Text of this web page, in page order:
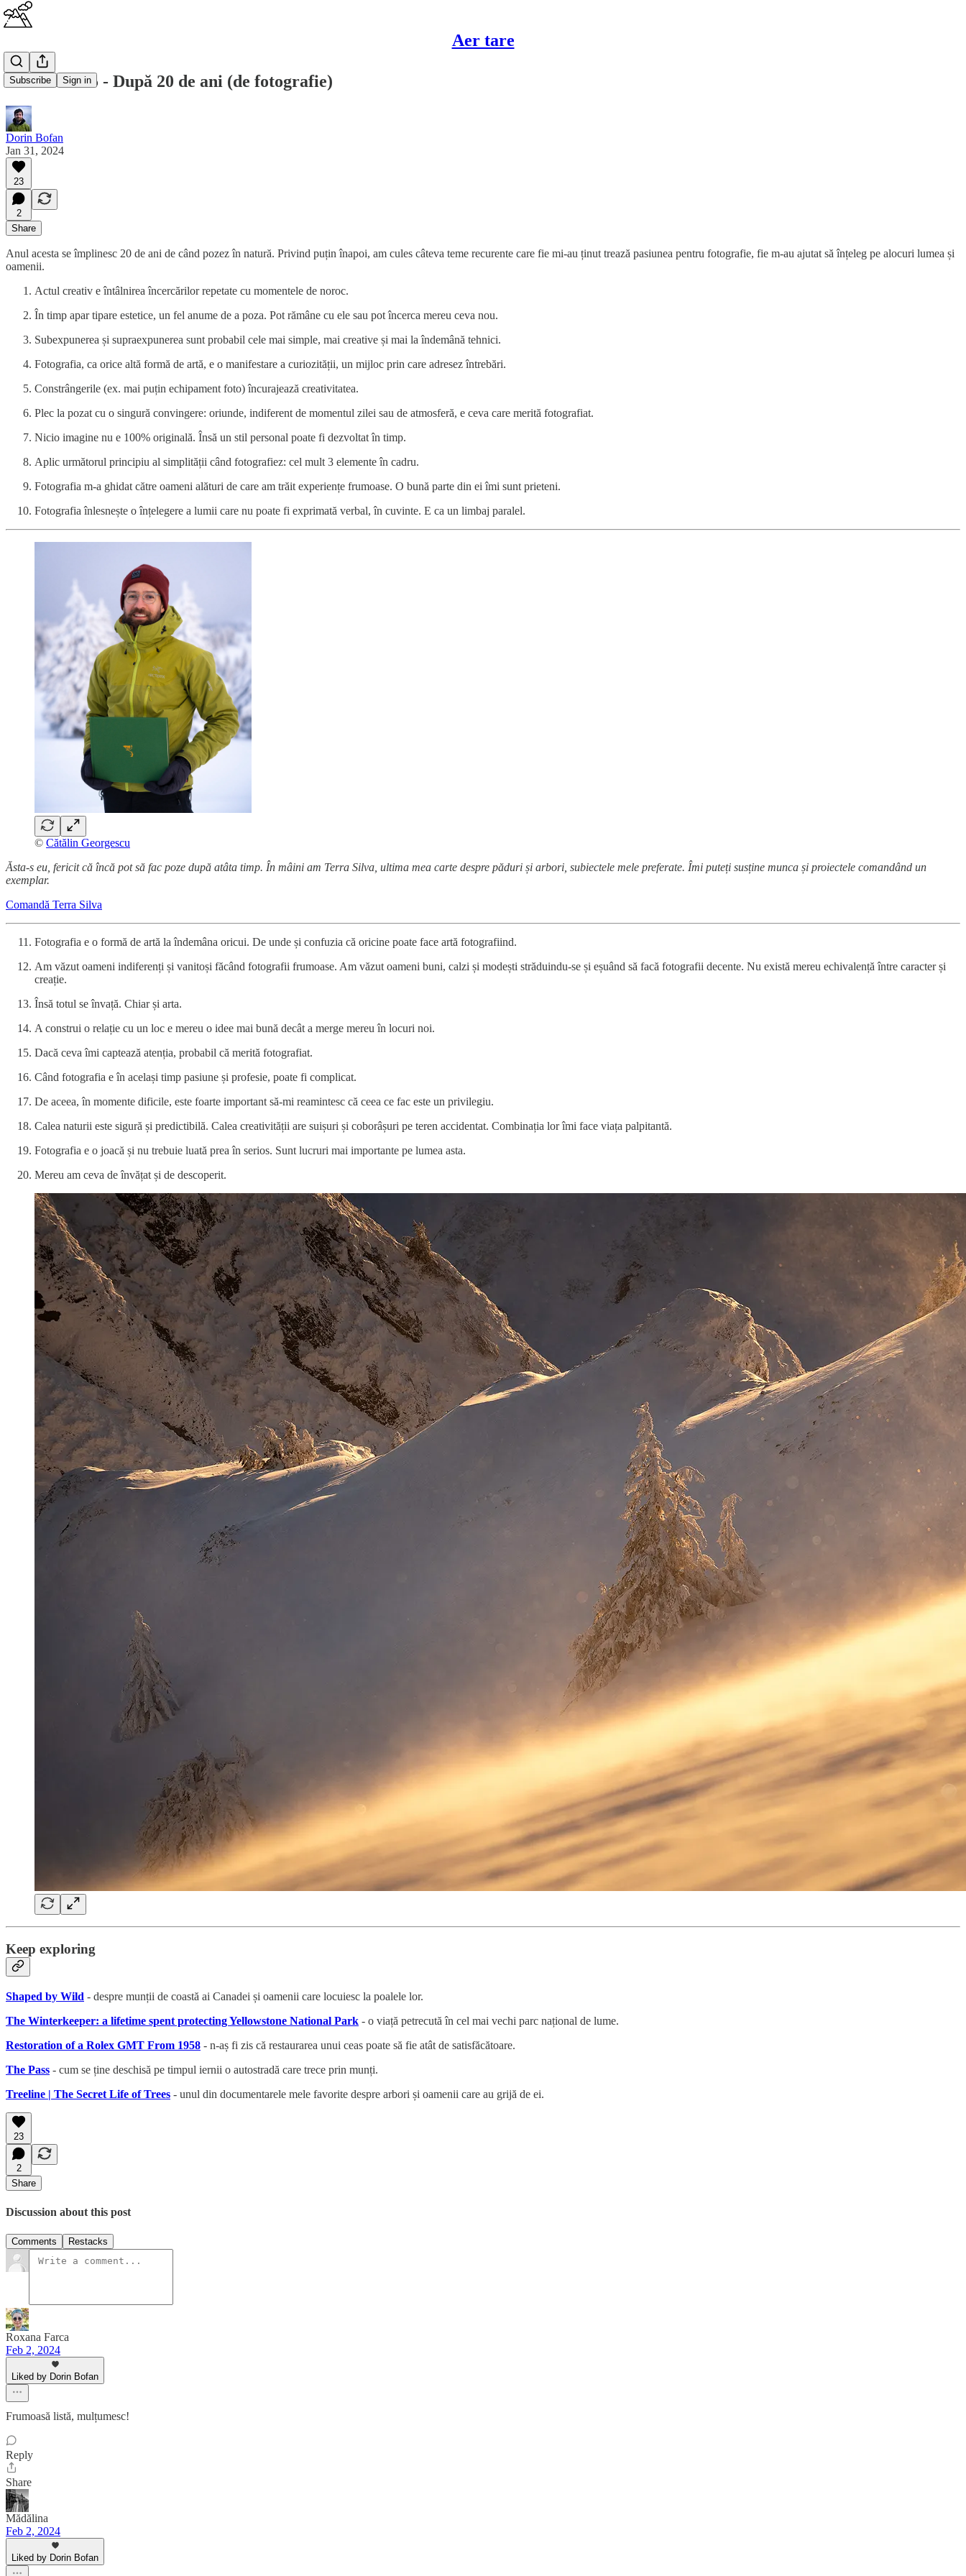
Aer tare
Subscribe Sign in
Aer tare #15 - După 20 de ani (de fotografie)
Dorin Bofan
Jan 31, 2024
23
2
Share
Anul acesta se împlinesc 20 de ani de când pozez în natură. Privind puțin înapoi, am cules câteva teme recurente care fie mi-au ținut trează pasiunea pentru fotografie, fie m-au ajutat să înțeleg pe alocuri lumea și
oamenii.
Actul creativ e întâlnirea încercărilor repetate cu momentele de noroc.
În timp apar tipare estetice, un fel anume de a poza. Pot rămâne cu ele sau pot încerca mereu ceva nou.
Subexpunerea și supraexpunerea sunt probabil cele mai simple, mai creative și mai la îndemână tehnici.
Fotografia, ca orice altă formă de artă, e o manifestare a curiozității, un mijloc prin care adresez întrebări.
Constrângerile (ex. mai puțin echipament foto) încurajează creativitatea.
Plec la pozat cu o singură convingere: oriunde, indiferent de momentul zilei sau de atmosferă, e ceva care merită fotografiat.
Nicio imagine nu e 100% originală. Însă un stil personal poate fi dezvoltat în timp.
Aplic următorul principiu al simplității când fotografiez: cel mult 3 elemente în cadru.
Fotografia m-a ghidat către oameni alături de care am trăit experiențe frumoase. O bună parte din ei îmi sunt prieteni.
Fotografia înlesnește o înțelegere a lumii care nu poate fi exprimată verbal, în cuvinte. E ca un limbaj paralel.
© Cătălin Georgescu
Ăsta-s eu, fericit că încă pot să fac poze după atâta timp. În mâini am Terra Silva, ultima mea carte despre păduri și arbori, subiectele mele preferate. Îmi puteți susține munca și proiectele comandând un
exemplar.
Comandă Terra Silva
Fotografia e o formă de artă la îndemâna oricui. De unde și confuzia că oricine poate face artă fotografiind.
Am văzut oameni indiferenți și vanitoși făcând fotografii frumoase. Am văzut oameni buni, calzi și modești străduindu-se și eșuând să facă fotografii decente. Nu există mereu echivalență între caracter și
creație.
Însă totul se învață. Chiar și arta.
A construi o relație cu un loc e mereu o idee mai bună decât a merge mereu în locuri noi.
Dacă ceva îmi captează atenția, probabil că merită fotografiat.
Când fotografia e în același timp pasiune și profesie, poate fi complicat.
De aceea, în momente dificile, este foarte important să-mi reamintesc că ceea ce fac este un privilegiu.
Calea naturii este sigură și predictibilă. Calea creativității are suișuri și coborâșuri pe teren accidentat. Combinația lor îmi face viața palpitantă.
Fotografia e o joacă și nu trebuie luată prea în serios. Sunt lucruri mai importante pe lumea asta.
Mereu am ceva de învățat și de descoperit.
Keep exploring
Shaped by Wild - despre munții de coastă ai Canadei și oamenii care locuiesc la poalele lor.
The Winterkeeper: a lifetime spent protecting Yellowstone National Park - o viață petrecută în cel mai vechi parc național de lume.
Restoration of a Rolex GMT From 1958 - n-aș fi zis că restaurarea unui ceas poate să fie atât de satisfăcătoare.
The Pass - cum se ține deschisă pe timpul iernii o autostradă care trece prin munți.
Treeline | The Secret Life of Trees - unul din documentarele mele favorite despre arbori și oamenii care au grijă de ei.
23
2
Share
Discussion about this post
Comments Restacks
Roxana Farca
Feb 2, 2024
Liked by Dorin Bofan
Frumoasă listă, mulțumesc!
Reply
Share
Mădălina
Feb 2, 2024
Liked by Dorin Bofan